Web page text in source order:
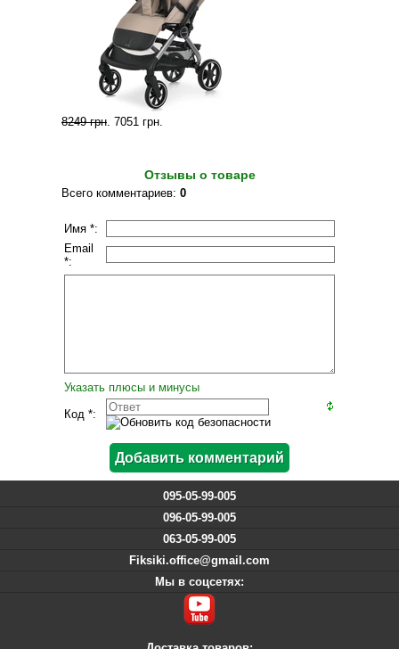
8249 грн. 7051 грн.
Отзывы о товаре
Всего комментариев: 0
Имя *:
Email
*:
Указать плюсы и минусы
Код *:
095-05-99-005
096-05-99-005
063-05-99-005
Fiksiki.office@gmail.com
Мы в соцсетях: